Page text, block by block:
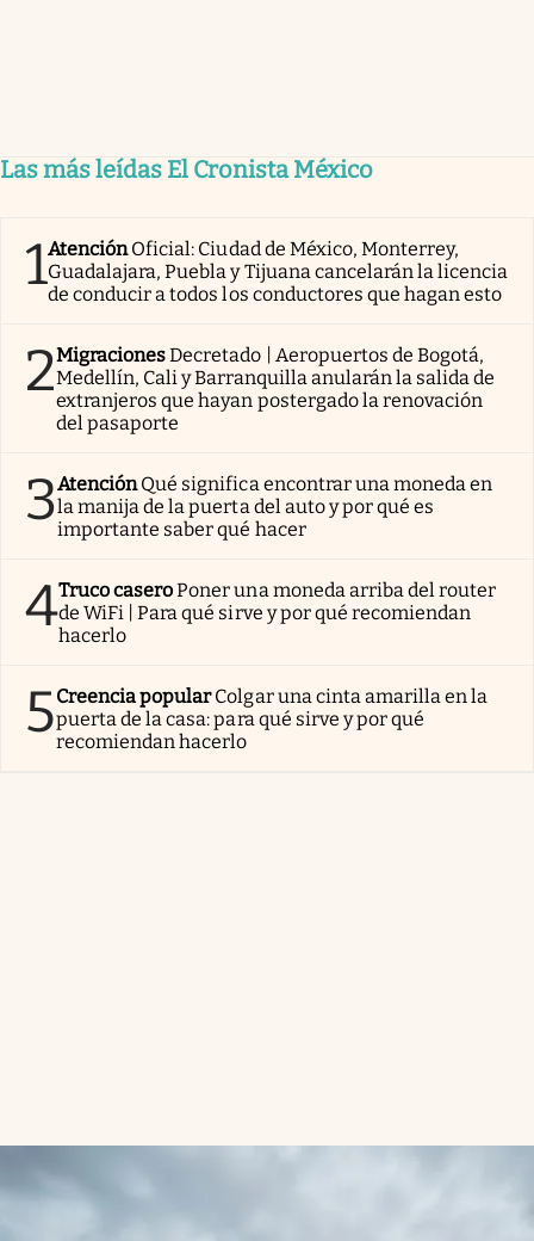
Las más leídas El Cronista México
1AtenciónOficial: Ciudad de México, Monterrey,
Guadalajara, Puebla y Tijuana cancelarán la licencia
de conducir a todos los conductores que hagan esto
2MigracionesDecretado | Aeropuertos de Bogotá,
Medellín, Cali y Barranquilla anularán la salida de
extranjeros que hayan postergado la renovación
del pasaporte
3AtenciónQué significa encontrar una moneda en
la manija de la puerta del auto y por qué es
importante saber qué hacer
4Truco caseroPoner una moneda arriba del router
de WiFi | Para qué sirve y por qué recomiendan
hacerlo
5Creencia popularColgar una cinta amarilla en la
puerta de la casa: para qué sirve y por qué
recomiendan hacerlo